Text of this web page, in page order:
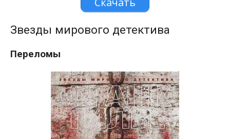
Звезды мирового детектива
Переломы